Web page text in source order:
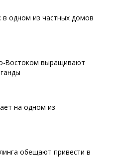
одном из частных домов
Востоком выращивают
на одном из
обещают привести в